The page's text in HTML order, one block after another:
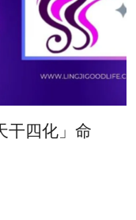
干四化」命